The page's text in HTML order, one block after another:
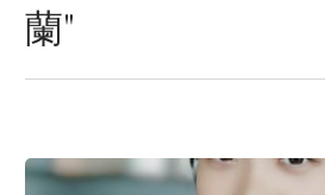
蘭"